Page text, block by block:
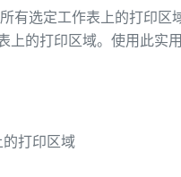
有选定工作表上的打印区
上的打印区域。使用此实
的打印区域